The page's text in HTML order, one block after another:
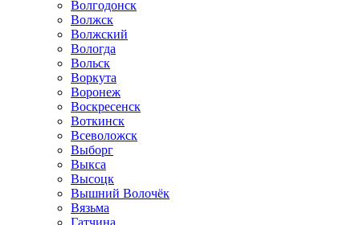
Волгодонск
Волжск
Волжский
Вологда
Вольск
Воркута
Воронеж
Воскресенск
Воткинск
Всеволожск
Выборг
Выкса
Высоцк
Вышний Волочёк
Вязьма
Гатчина